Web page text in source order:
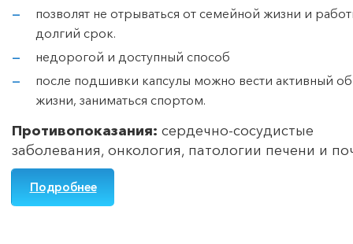
позволят не отрываться от семейной жизни и
долгий срок.
недорогой и доступный способ
после подшивки капсулы можно вести активный
жизни, заниматься спортом.
Противопоказания: сердечно-сосудистые
заболевания, онкология, патологии печени и
Подробнее